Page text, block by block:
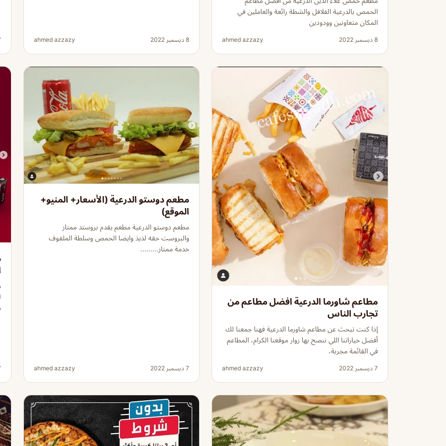
الحمص بالدرعية الفلافل والشطة رائعة والعاملين في
المكان متعاونين وودودين
8 ديسمبر 2022 ahmed azzazy 8 ديسمبر 2022 ahmed azzazy
7
مطاعم شاورما الدرعية افضل مطاعم من
تجارب الناس
إذا كنت تبحث عن مطاعم شاورما الدرعية فهنا جمعنا لك
أفضل خياراتنا اللي ننصح بها زوار موقعنا الكرام، المطاعم
في القائمة مجربة،
7 ديسمبر 2022 ahmed azzazy
مطعم دوستو الدرعية (الأسعار+ المنيو+
الموقع)
مطعم دوستو الدرعية مطعم يقدم بروستد ممتاز
والبروست حقه لذيذ وايضا الحمص وسلطة الملفوف
خدمة ممتاز.........
7 ديسمبر 2022 ahmed azzazy
7